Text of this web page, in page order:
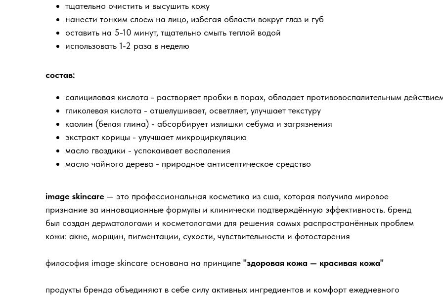
тщательно очистить и высушить кожу
нанести тонким слоем на лицо, избегая области вокруг глаз и губ
оставить на 5-10 минут, тщательно смыть теплой водой
использовать 1-2 раза в неделю
состав:
салициловая кислота - растворяет пробки в порах, обладает противовоспалительным
гликолевая кислота - отшелушивает, осветляет, улучшает текстуру
каолин (белая глина) - абсорбирует излишки себума и загрязнения
экстракт корицы - улучшает микроциркуляцию
масло гвоздики - успокаивает воспаления
масло чайного дерева - природное антисептическое средство
image skincare — это профессиональная косметика из сша, которая получила мировое
признание за инновационные формулы и клинически подтверждённую эффективность. бренд
был создан дерматологами и косметологами для решения самых распространённых проблем
кожи: акне, морщин, пигментации, сухости, чувствительности и фотостарения
философия image skincare основана на принципе "здоровая кожа — красивая кожа"
продукты бренда объединяют в себе силу активных ингредиентов и комфорт ежедневного